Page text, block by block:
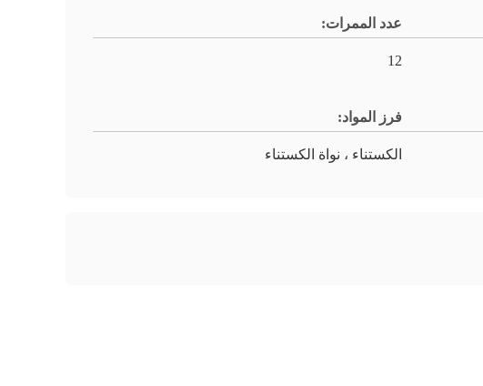
عدد الممرات:
12
فرز المواد:
الكستناء ، نواة الكستناء